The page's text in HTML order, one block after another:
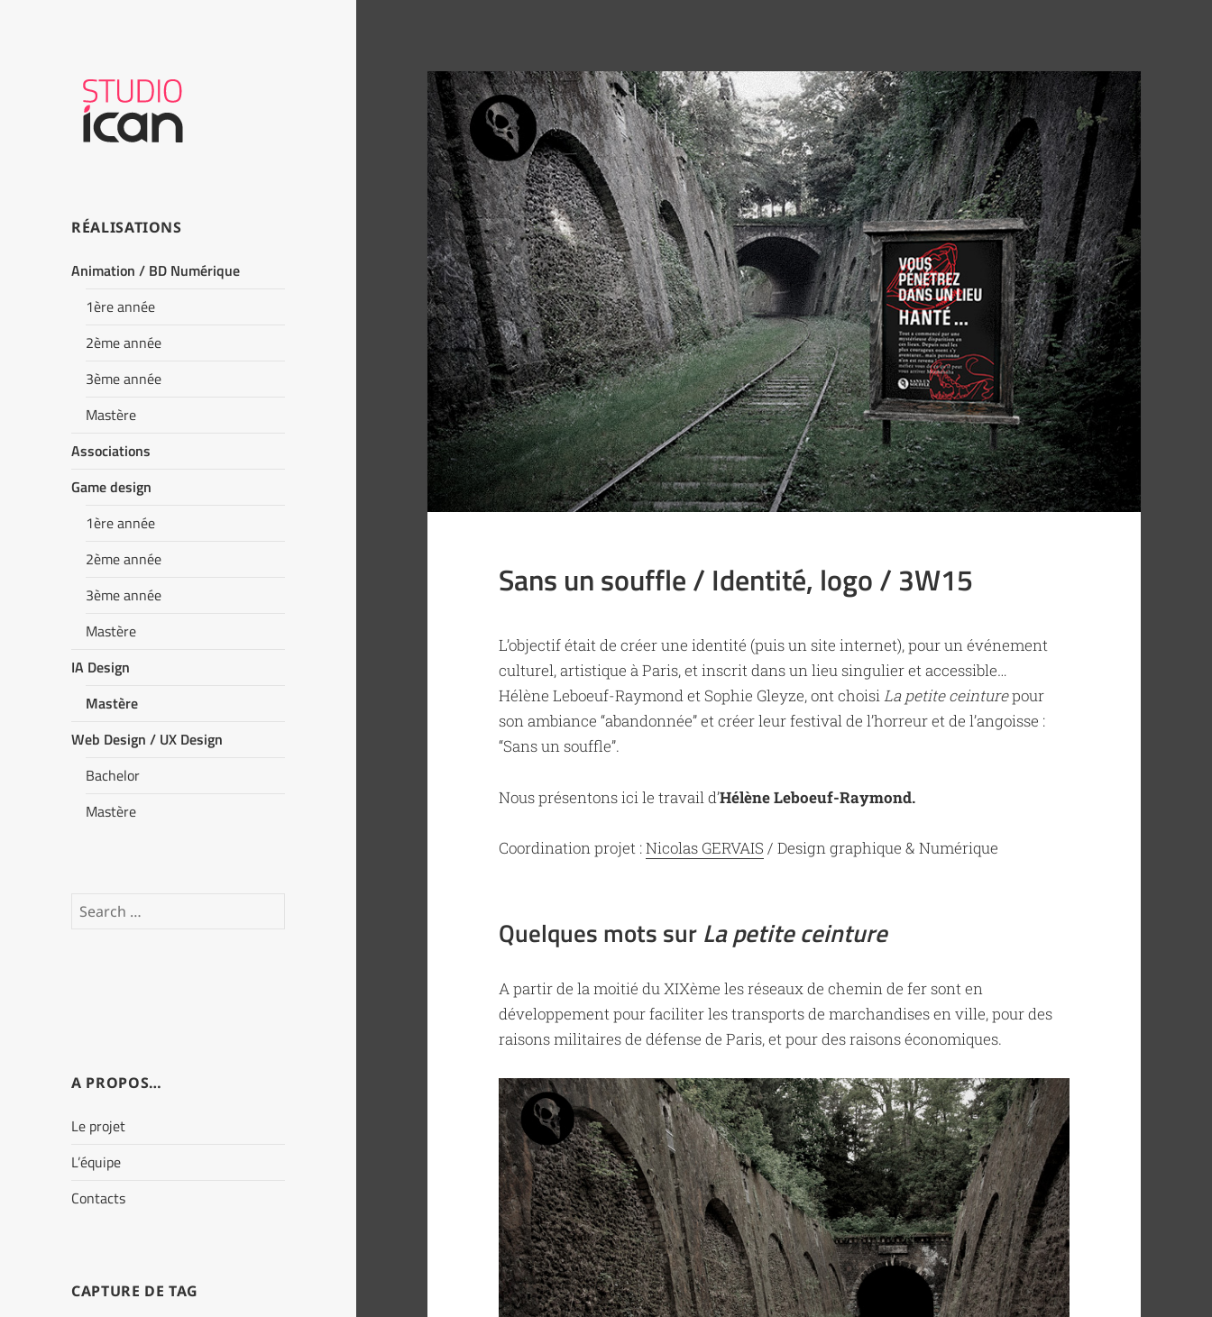
RÉALISATIONS
Animation / BD Numérique
1ère année
2ème année
3ème année
Mastère
Associations
Game design
1ère année
2ème année
3ème année
Mastère
IA Design
Mastère
Web Design / UX Design
Bachelor
Mastère
Search
A PROPOS…
Le projet
L’équipe
Contacts
CAPTURE DE TAG
Sans un souffle / Identité, logo / 3W15
L’objectif était de créer une identité (puis un site internet), pour un événement
culturel, artistique à Paris, et inscrit dans un lieu singulier et accessible…
Hélène Leboeuf-Raymond et Sophie Gleyze, ont choisiLa petite ceinturepour
son ambiance “abandonnée” et créer leur festival de l’horreur et de l’angoisse :
“Sans un souffle”.
Nous présentons ici le travail d’Hélène Leboeuf-Raymond.
Coordination projet :Nicolas GERVAIS / Design graphique & Numérique
Quelques mots surLa petite ceinture
A partir de la moitié du XIXème les réseaux de chemin de fer sont en
développement pour faciliter les transports de marchandises en ville, pour des
raisons militaires de défense de Paris, et pour des raisons économiques.